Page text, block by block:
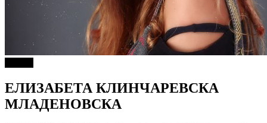
ЕЛИЗАБЕТА КЛИНЧАРЕВСКА
МЛАДЕНОВСКА